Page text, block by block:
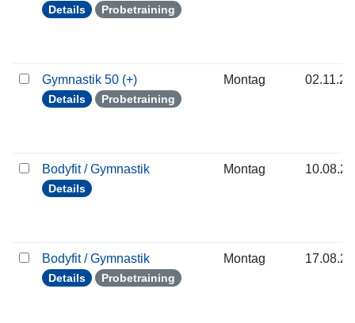
Details Probetraining
Gymnastik 50 (+)
Details Probetraining
Montag
Bodyfit / Gymnastik
Details
Montag
Bodyfit / Gymnastik
Details Probetraining
Montag